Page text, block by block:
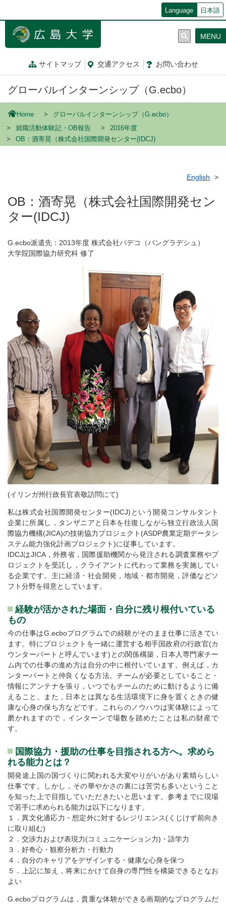
ン
Language 日本語
サイトマップ 交通アクセス お問い合わせ
MENU
グローバルインターンシップ（G.ecbo）
Home
グローバルインターンシップ（G.ecbo）
就職活動体験記・OB報告
2016年度
OB：酒寄晃（株式会社国際開発センター(IDCJ)
English
OB：酒寄晃（株式会社国際開発セン
ター(IDCJ)
G.ecbo派遣先：2013年度 株式会社パデコ（バングラデシュ）
大学院国際協力研究科 修了
(イリンガ州行政長官表敬訪問にて)
私は株式会社国際開発センター(IDCJ)という開発コンサルタント
企業に所属し，タンザニアと日本を往復しながら独立行政法人国
際協力機構(JICA)の技術協力プロジェクト(ASDP農業定期データシ
ステム能力強化計画プロジェクト)に従事しています。
IDCJはJICA，外務省，国際援助機関から発注される調査業務やプ
ロジェクトを受託し，クライアントに代わって業務を実施してい
る企業です。主に経済・社会開発，地域・都市開発，評価などソ
フト分野を得意としています。
経験が活かされた場面・自分に残り根付いている
もの
今の仕事はG.ecboプログラムでの経験がそのまま仕事に活きてい
ます。特にプロジェクトを一緒に運営する相手国政府の行政官(カ
ウンターパートと呼んでいます)との関係構築，日本人専門家チー
ム内での仕事の進め方は自分の中に根付いています。例えば，カ
ンターパートと仲良くなる方法。チームが必要としていること・
情報にアンテナを張り，いつでもチームのために動けるように備
えること。また，日本とは異なる生活環境下に身を置くときの健
康な心身の保ち方などです。これらのノウハウは実体験によって
磨かれますので，インターンで場数を踏めたことは私の財産で
す。
国際協力・援助の仕事を目指される方へ。求めら
れる能力とは？
開発途上国の国づくりに関われる大変やりがいがあり素晴らしい
仕事です。しかし，その華やかさの裏には苦労も多いということ
を知った上で目指していただきたいと思います。参考までに現場
で若手に求められる能力は以下になります。
１．異文化適応力・想定外に対するレジリエンス(くじけず前向き
に取り組む)
２．交渉力および表現力(コミュニケーション力)・語学力
３．好奇心・観察分析力・行動力
４．自分のキャリアをデザインする・健康な心身を保つ
５．上記に加え，将来にかけて自身の専門性を構築できるとなお
よい
G.ecboプログラムは，貴重な体験ができる画期的なプログラムだ